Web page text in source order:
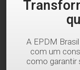
A EPDM
com um
como garantir